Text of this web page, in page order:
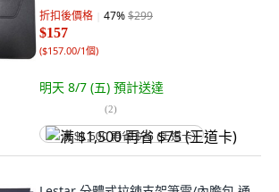
折扣後價格 47%$299
$157
($157.00/1個)
明天 8/7 (五) 預計送達
(2)
满 $1,500 再省 $75 (王道卡)